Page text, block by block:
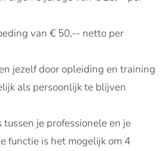
van € 50,-- netto per
jezelf door opleiding en training
als persoonlijk te blijven
tussen je professionele en je
functie is het mogelijk om 4